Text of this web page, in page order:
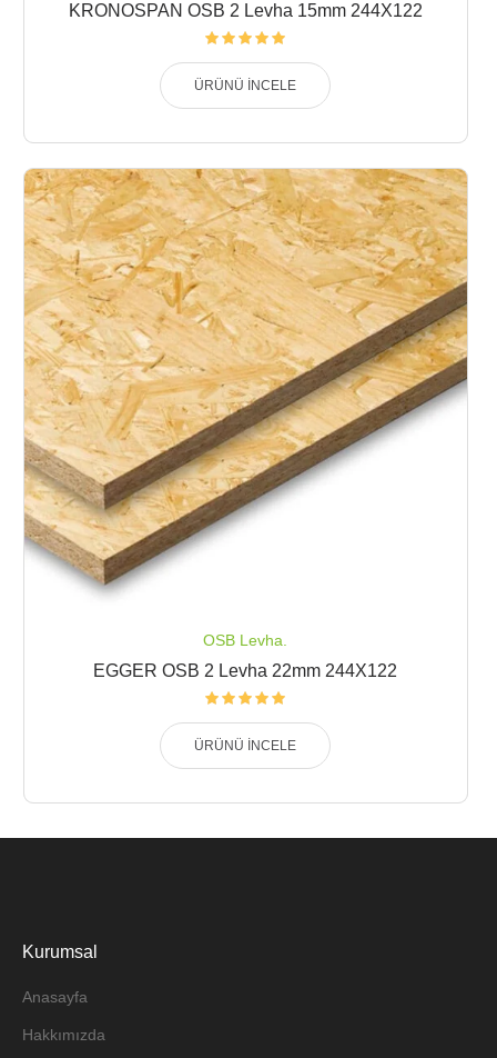
KRONOSPAN OSB 2 Levha 15mm 244X122
ÜRÜNÜ İNCELE
OSB Levha.
EGGER OSB 2 Levha 22mm 244X122
ÜRÜNÜ İNCELE
Kurumsal
Anasayfa
Hakkımızda